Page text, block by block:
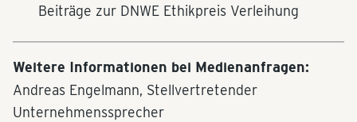
Beiträge zur DNWE Ethikpreis Verleihung
Weitere Informationen bei Medienanfragen:
Andreas Engelmann, Stellvertretender
Unternehmenssprecher